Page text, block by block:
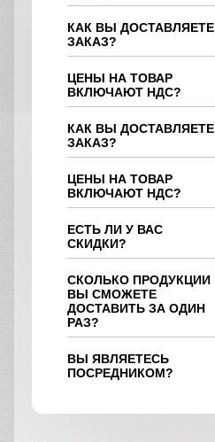
КАК ВЫ ДОСТАВЛЯЕТЕ
ЗАКАЗ?
ЦЕНЫ НА ТОВАР
ВКЛЮЧАЮТ НДС?
КАК ВЫ ДОСТАВЛЯЕТЕ
ЗАКАЗ?
ЦЕНЫ НА ТОВАР
ВКЛЮЧАЮТ НДС?
ЕСТЬ ЛИ У ВАС
СКИДКИ?
СКОЛЬКО ПРОДУКЦИИ
ВЫ СМОЖЕТЕ
ДОСТАВИТЬ ЗА ОДИН
РАЗ?
ВЫ ЯВЛЯЕТЕСЬ
ПОСРЕДНИКОМ?